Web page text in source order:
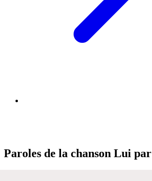
Paroles de la chanson Lui par